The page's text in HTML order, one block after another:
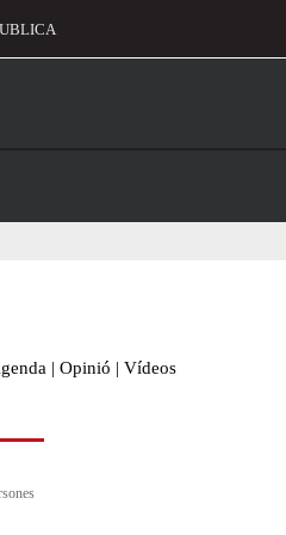
| Opinió | Vídeos